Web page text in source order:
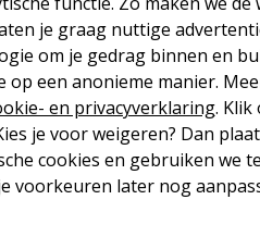
je graag nuttige
om je gedrag binnen en
op een anonieme manier.
en privacyverklaring. Klik
je voor weigeren? Dan
cookies en gebruiken we
voorkeuren later nog